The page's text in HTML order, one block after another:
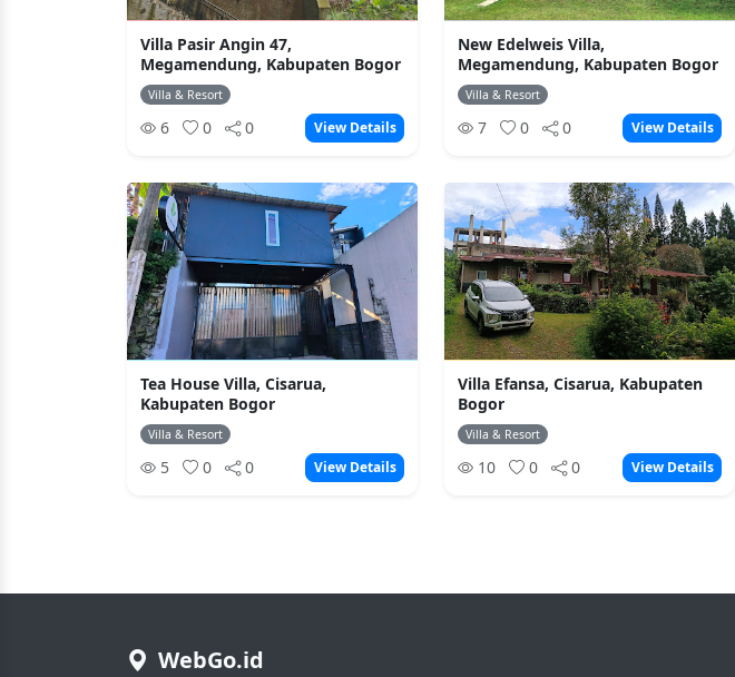
Villa Pasir Angin 47,
Megamendung, Kabupaten Bogor
Villa & Resort
6 0 0 View Details
New Edelweis Villa,
Megamendung, Kabupaten Bogor
Villa & Resort
7 0 0 View Details
Tea House Villa, Cisarua,
Kabupaten Bogor
Villa & Resort
5 0 0 View Details
Villa Efansa, Cisarua, Kabupaten
Bogor
Villa & Resort
10 0 0 View Details
WebGo.id